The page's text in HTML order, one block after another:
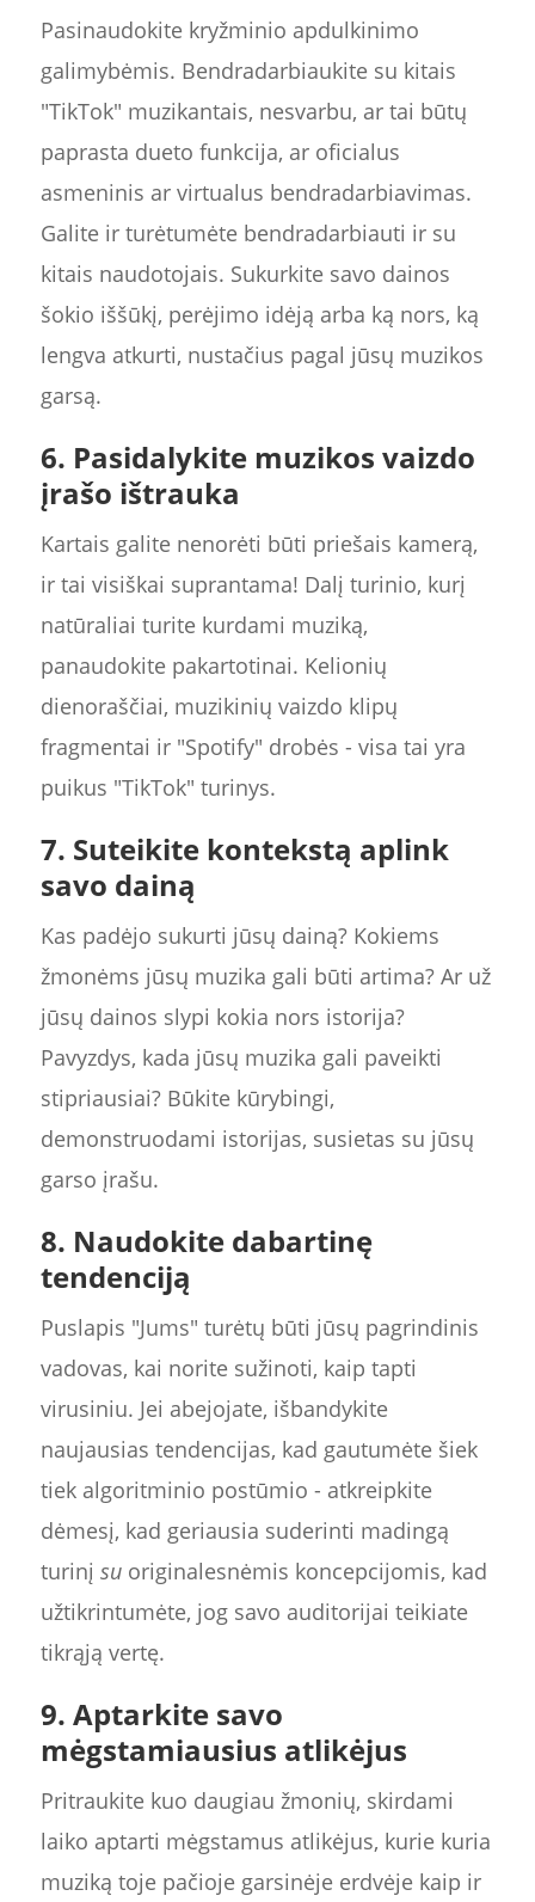
Pasinaudokite kryžminio apdulkinimo
galimybėmis. Bendradarbiaukite su kitais
"TikTok" muzikantais, nesvarbu, ar tai būtų
paprasta dueto funkcija, ar oficialus
asmeninis ar virtualus bendradarbiavimas.
Galite ir turėtumėte bendradarbiauti ir su
kitais naudotojais. Sukurkite savo dainos
šokio iššūkį, perėjimo idėją arba ką nors, ką
lengva atkurti, nustačius pagal jūsų muzikos
garsą.
6. Pasidalykite muzikos vaizdo
įrašo ištrauka
Kartais galite nenorėti būti priešais kamerą,
ir tai visiškai suprantama! Dalį turinio, kurį
natūraliai turite kurdami muziką,
panaudokite pakartotinai. Kelionių
dienoraščiai, muzikinių vaizdo klipų
fragmentai ir "Spotify" drobės - visa tai yra
puikus "TikTok" turinys.
7. Suteikite kontekstą aplink
savo dainą
Kas padėjo sukurti jūsų dainą? Kokiems
žmonėms jūsų muzika gali būti artima? Ar už
jūsų dainos slypi kokia nors istorija?
Pavyzdys, kada jūsų muzika gali paveikti
stipriausiai? Būkite kūrybingi,
demonstruodami istorijas, susietas su jūsų
garso įrašu.
8. Naudokite dabartinę
tendenciją
Puslapis "Jums" turėtų būti jūsų pagrindinis
vadovas, kai norite sužinoti, kaip tapti
virusiniu. Jei abejojate, išbandykite
naujausias tendencijas, kad gautumėte šiek
tiek algoritminio postūmio - atkreipkite
dėmesį, kad geriausia suderinti madingą
turinį suoriginalesnėmis koncepcijomis, kad
užtikrintumėte, jog savo auditorijai teikiate
tikrąją vertę.
9. Aptarkite savo
mėgstamiausius atlikėjus
Pritraukite kuo daugiau žmonių, skirdami
laiko aptarti mėgstamus atlikėjus, kurie kuria
muziką toje pačioje garsinėje erdvėje kaip ir